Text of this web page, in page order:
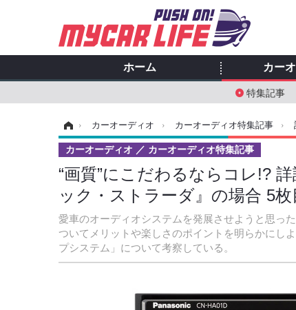
ホーム カー
特集記事
› カーオーディオ › カーオーディオ特集記事 ›
“画質”にこだわるならコレ!?
ック・ストラーダ』の場合 5
愛車のオーディオシステムを発展させようと思っ
ついてメリットや楽しさのポイントを明らかにし
プシステム」について考察している。
カーオーディオ カーオーディオ特集記事